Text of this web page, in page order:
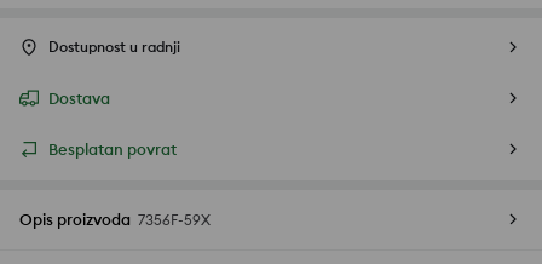
Dostupnost u radnji
Dostava
Besplatan povrat
Opis proizvoda 7356F-59X